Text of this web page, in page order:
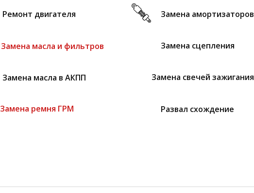
Ремонт двигателя Замена амортизаторов
Замена масла и фильтров Замена сцепления
Замена масла в АКПП Замена свечей зажигания
Замена ремня ГРМ Развал схождение